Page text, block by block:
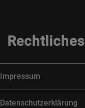
Rechtliches
Impressum
Datenschutzerklärung